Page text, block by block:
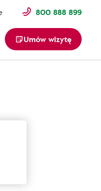
800 888 899
Umów wizytę